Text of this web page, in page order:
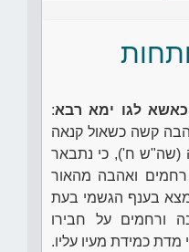
כאשא לגו ימא רבא:
קשה כשאול קנאה
(שה"ש ח'), כי נתבאר
ואהבה מהאור
בענף הגשמי בעת
ורחמים על חבירו
כמידת מעיו עליו.